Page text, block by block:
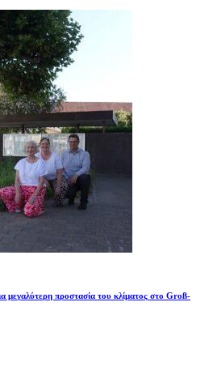
μεγαλύτερη προστασία του κλίματος στο Groß-